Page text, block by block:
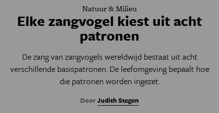
Natuur & Milieu
Elke zangvogel kiest uit acht
patronen
De zang van zangvogels wereldwijd bestaat uit acht
verschillende basispatronen. De leefomgeving bepaalt hoe
die patronen worden ingezet.
DoorJudith Stegen